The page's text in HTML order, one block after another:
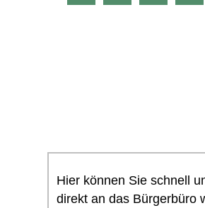
Hier können Sie schnell
direkt an das Bürgerbüro